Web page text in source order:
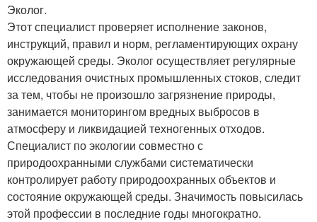
Эколог.
Этот специалист проверяет исполнение законов,
инструкций, правил и норм, регламентирующих охрану
окружающей среды. Эколог осуществляет регулярные
исследования очистных промышленных стоков, следит
за тем, чтобы не произошло загрязнение природы,
занимается мониторингом вредных выбросов в
атмосферу и ликвидацией техногенных отходов.
Специалист по экологии совместно с
природоохранными службами систематически
контролирует работу природоохранных объектов и
состояние окружающей среды. Значимость повысилась
этой профессии в последние годы многократно.